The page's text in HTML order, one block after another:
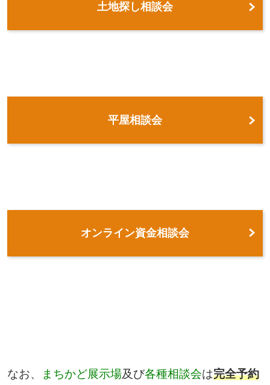
土地探し相談会
平屋相談会
オンライン資金相談会
なお、 まちかど展示場及び各種相談会は完全予約